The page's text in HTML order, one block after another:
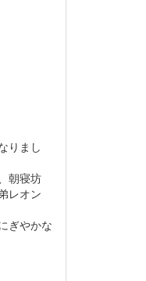
りまし
朝寝坊
レオン
ぎやかな